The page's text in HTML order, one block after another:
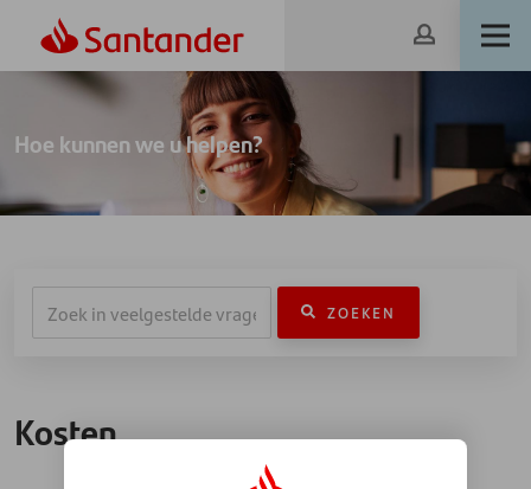
Hoe kunnen we u helpen?
ZOEKEN
Kosten